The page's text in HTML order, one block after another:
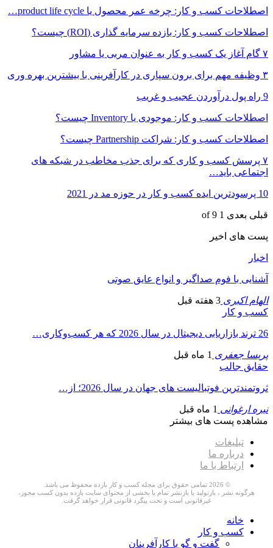
اصطلاحات کسب و کار: چرخه عمر محصول یا product life cycle…
اصطلاحات کسب و کار: بازده سرمایه گذاری (ROI) چیست؟
۷ گام آغاز یک کسب و کار به عنوان مربی یا مشاور
۳ وظیفه مهم برای برون سپاری در کارآفرینی با بیشترین بهره وری
9 راه پول درآوردن عجیب و غریب
اصطلاحات کسب و کار: موجودی یا Inventory چیست؟
اصطلاحات کسب و کار: شراکت Partnership چیست؟
۷ پرسش کسب و کاری که برای جذب مخاطب در شبکه های
اجتماعی باید…
10 پرسودترین ایده کسب و کار در حوزه مد در 2021
قبلی بعدی 1 of 9
پست های اخیر
اخبار
آشنایی با فوم صداگیر و انواع عایق صوتی
الهام اکبری 3 هفته قبل
کسب و کار
26 ترند بازاریابی دیجیتال در سال 2026 که هر کسب‌وکاری…
پریسا جعفری 1 ماه قبل
حقایق جالب
ثروتمندترین فوتبالیست های جهان در سال 2026؛ از…
نیره ارغوانی 1 ماه قبل
مشاهده پست های بیشتر
تبلیغات
درباره ما
ارتباط با ما
© 2026 تمامی حقوق برای مجله کسب و کار بازده محفوظ می باشد.
هرگونه نشر ، بازتولید یا بازنشر تمام یا بخشی از محتوای سایت بازده بدون کسب مجوز،
غیرقانونی است و تحت پیگرد قانونی قرار خواهد گرفت.
خانه
کسب و کار
گفت و گو با کارآفرینان